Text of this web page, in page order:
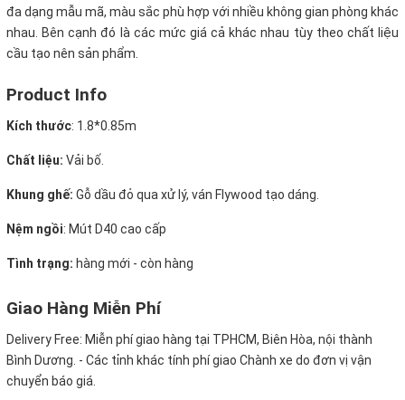
đa dạng mẫu mã, màu sắc phù hợp với nhiều không gian phòng khác
nhau. Bên cạnh đó là các mức giá cả khác nhau tùy theo chất liệu
cầu tạo nên sản phẩm.
Product Info
Kích thước: 1.8*0.85m
Chất liệu: Vải bố.
Khung ghế: Gỗ dầu đỏ qua xử lý, ván Flywood tạo dáng.
Nệm ngồi: Mút D40 cao cấp
Tình trạng: hàng mới - còn hàng
Giao Hàng Miễn Phí
Delivery Free: Miễn phí giao hàng tại TPHCM, Biên Hòa, nội thành
Bình Dương. - Các tỉnh khác tính phí giao Chành xe do đơn vị vận
chuyển báo giá.